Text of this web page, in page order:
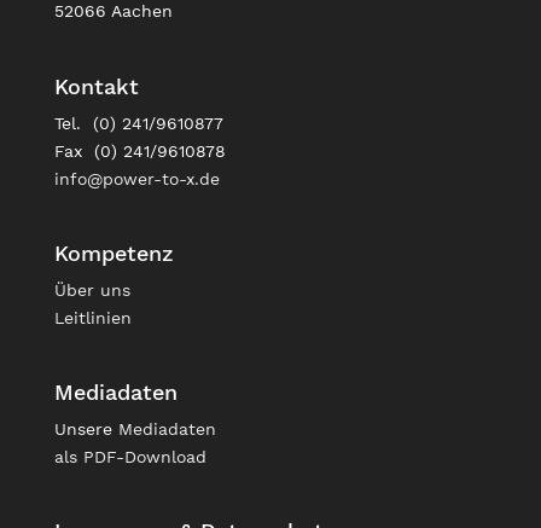
52066 Aachen
Kontakt
Tel. (0) 241/9610877
Fax (0) 241/9610878
info@power-to-x.de
Kompetenz
Über uns
Leitlinien
Mediadaten
Unsere Mediadaten
als PDF-Download